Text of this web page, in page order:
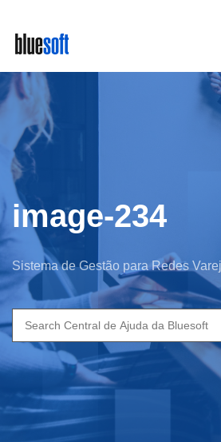
main
content
image-234
Sistema de Gestão para Redes
Search
for: